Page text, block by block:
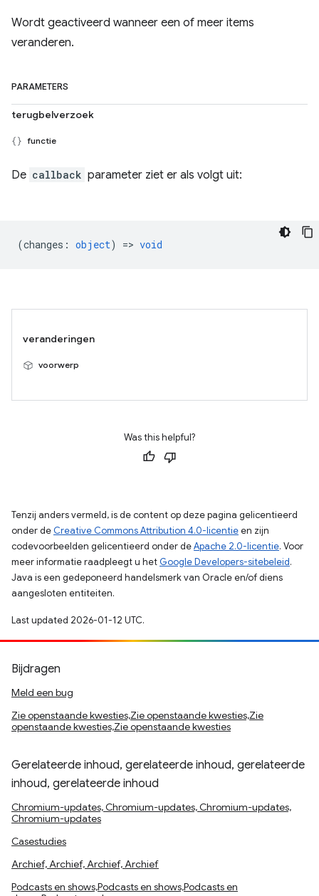
Wordt geactiveerd wanneer een of meer items
veranderen.
PARAMETERS
terugbelverzoek
functie
De callback parameter ziet er als volgt uit:
(changes : object) => void
veranderingen
voorwerp
Was this helpful?
Tenzij anders vermeld, is de content op deze pagina gelicentieerd
onder de Creative Commons Attribution 4.0-licentieen zijn
codevoorbeelden gelicentieerd onder deApache 2.0-licentie. Voor
meer informatie raadpleegt u het Google Developers-sitebeleid.
Java is een gedeponeerd handelsmerk van Oracle en/of diens
aangesloten entiteiten.
Last updated 2026-01-12 UTC.
Bijdragen
Meld een bug
Zie openstaande kwesties,Zie openstaande kwesties,Zie
openstaande kwesties,Zie openstaande kwesties
Gerelateerde inhoud, gerelateerde inhoud, gerelateerde
inhoud, gerelateerde inhoud
Chromium-updates, Chromium-updates, Chromium-updates,
Chromium-updates
Casestudies
Archief, Archief, Archief, Archief
Podcasts en shows,Podcasts en shows,Podcasts en